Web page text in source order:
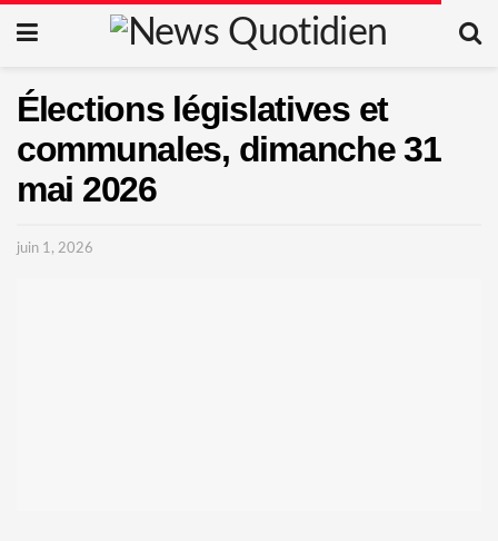
Élections législatives et
communales, dimanche 31
mai 2026
juin 1, 2026